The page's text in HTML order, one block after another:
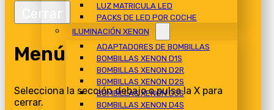
LUZ MATRICULA LED
PACKS DE LED POR COCHE
ILUMINACIÓN XENON
ADAPTADORES DE BOMBILLAS
BOMBILLAS XENON D1S
BOMBILLAS XENON D2R
BOMBILLAS XENON D2S
BOMBILLAS XENON D3S
BOMBILLAS XENON D4S
Menú
Selecciona la sección debajo o pulsa la X para
cerrar.